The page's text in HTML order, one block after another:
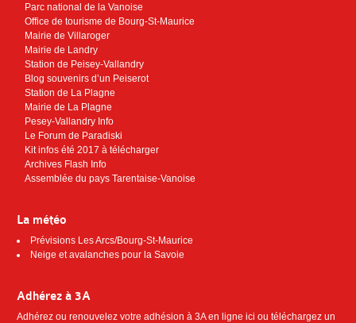
Parc national de la Vanoise
Office de tourisme de Bourg-St-Maurice
Mairie de Villaroger
Mairie de Landry
Station de Peisey-Vallandry
Blog souvenirs d’un Peiserot
Station de La Plagne
Mairie de La Plagne
Pesey-Vallandry Info
Le Forum de Paradiski
Kit infos été 2017 à télécharger
Archives Flash Info
Assemblée du pays Tarentaise-Vanoise
La météo
Prévisions Les Arcs/Bourg-St-Maurice
Neige et avalanches pour la Savoie
Adhérez à 3A
Adhérez ou renouvelez votre adhésion à 3Aen ligne ici ou téléchargezun